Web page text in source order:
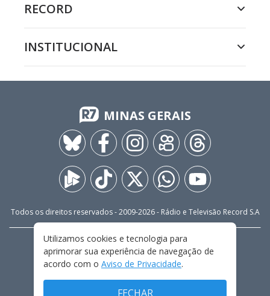
RECORD
INSTITUCIONAL
MINAS GERAIS
Todos os direitos reservados - 2009-2026- Rádio e Televisão Record S.A
FALE CONOSCO
PRIVACIDADE
TERMOS E CONDIÇÕES DE USO
Utilizamos cookies e tecnologia para
aprimorar sua experiência de navegação de
acordo com o Aviso de Privacidade.
FECHAR